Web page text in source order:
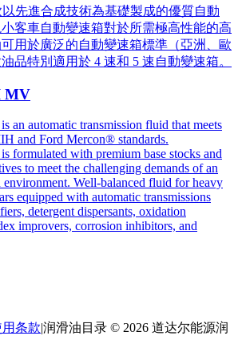
先進合成技術為基礎製成的優質自動
客車自動變速箱對於所需極高性能的高
用於廣泛的自動變速箱標準（亞洲、歐
品特別適用於 4 速和 5 速自動變速箱。
MV
automatic transmission fluid that meets
and Ford Mercon® standards.
with premium base stocks and
to meet the challenging demands of an
environment. Well-balanced fluid for heavy
equipped with automatic transmissions
detergent dispersants, oxidation
improvers, corrosion inhibitors, and
条款|润滑油目录 © 2026 道达尔能源润